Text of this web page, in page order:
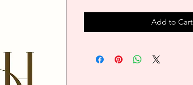
Add to Cart